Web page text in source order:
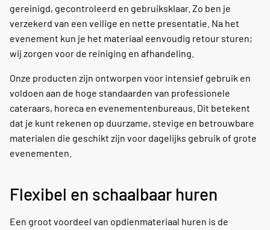
gereinigd, gecontroleerd en gebruiksklaar. Zo ben je
verzekerd van een veilige en nette presentatie. Na het
evenement kun je het materiaal eenvoudig retour sturen;
wij zorgen voor de reiniging en afhandeling.
Onze producten zijn ontworpen voor intensief gebruik en
voldoen aan de hoge standaarden van professionele
cateraars, horeca en evenementenbureaus. Dit betekent
dat je kunt rekenen op duurzame, stevige en betrouwbare
materialen die geschikt zijn voor dagelijks gebruik of grote
evenementen.
Flexibel en schaalbaar huren
Een groot voordeel van opdienmateriaal huren is de